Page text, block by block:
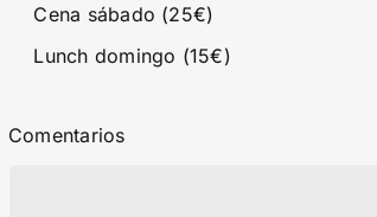
Cena sábado (25€)
Lunch domingo (15€)
Comentarios